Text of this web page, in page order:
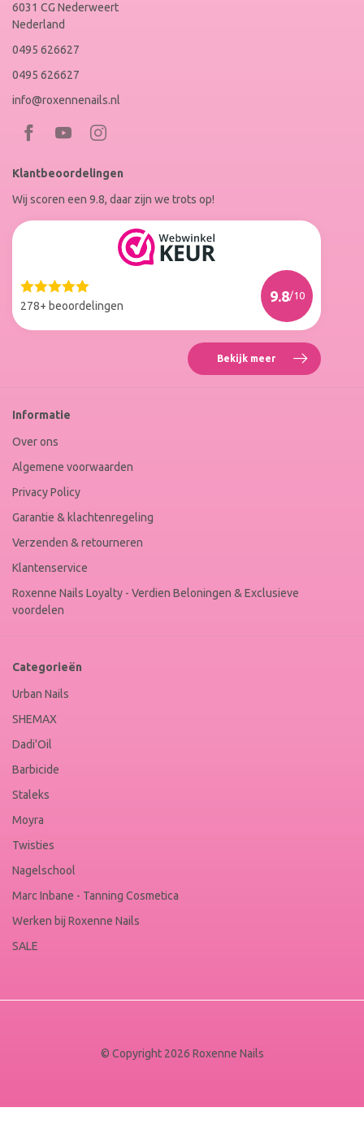
6031 CG Nederweert
Nederland
0495 626627
0495 626627
info@roxennenails.nl
Bezoek
Facebook
op
Instagram
Klantbeoordelingen
Wij scoren een 9.8, daar zijn we trots op!
278+ beoordelingen
9.8/10
Web
Winkel
Bekijk meer Reviews
Roxenne
Informatie
Over ons
Algemene voorwaarden
Privacy Policy
Garantie & klachtenregeling
Verzenden & retourneren
Klantenservice
Roxenne Nails Loyalty - Verdien Beloningen & Exclusieve
voordelen
Categorieën
Urban Nails
SHEMAX
Dadi'Oil
Barbicide
Staleks
Moyra
Twisties
Nagelschool
Marc Inbane - Tanning Cosmetica
Werken bij Roxenne Nails
SALE
© Copyright 2026 Roxenne Nails